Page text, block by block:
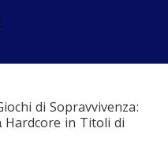
di Sopravvivenza:
Hardcore in Titoli di